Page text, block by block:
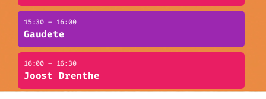
15:30 – 16:00
Gaudete
16:00 – 16:30
Joost Drenthe